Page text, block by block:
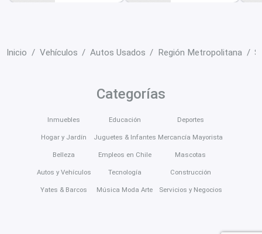
Inicio Vehículos Autos Usados Región Metropolitana
Categorías
Inmuebles
Hogar y Jardín
Belleza
Autos y Vehículos
Yates & Barcos
Educación
Juguetes & Infantes
Empleos en Chile
Tecnología
Música Moda Arte
Deportes
Mercancía Mayorista
Mascotas
Construcción
Servicios y Negocios